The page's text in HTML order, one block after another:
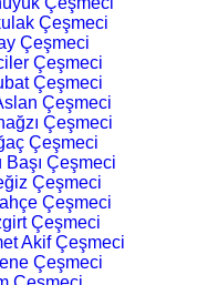
Çeşmeci
Çeşmeci
Çeşmeci
Çeşmeci
Çeşmeci
Çeşmeci
Çeşmeci
Başı Çeşmeci
Çeşmeci
Çeşmeci
Çeşmeci
Akif Çeşmeci
Çeşmeci